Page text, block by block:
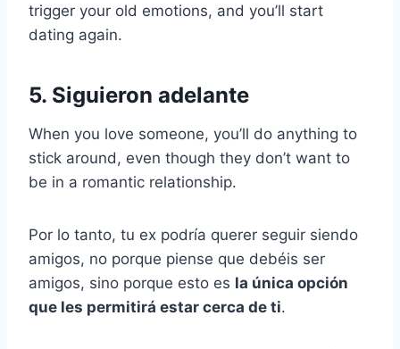
trigger your old emotions, and you’ll start
dating again.
5. Siguieron adelante
When you love someone, you’ll do anything to
stick around, even though they don’t want to
be in a romantic relationship.
Por lo tanto, tu ex podría querer seguir siendo
amigos, no porque piense que debéis ser
amigos, sino porque esto es la única opción
que les permitirá estar cerca de ti.